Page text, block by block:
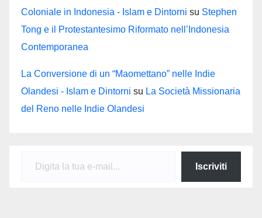
Coloniale in Indonesia - Islam e Dintorni su Stephen
Tong e il Protestantesimo Riformato nell’Indonesia
Contemporanea
La Conversione di un “Maomettano” nelle Indie
Olandesi - Islam e Dintorni su La Società Missionaria
del Reno nelle Indie Olandesi
Iscriviti